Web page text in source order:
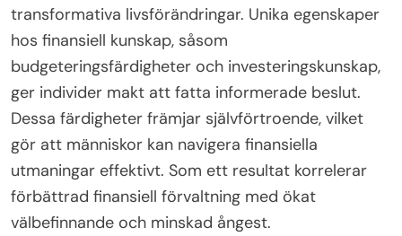
transformativa livsförändringar. Unika egenskaper
hos finansiell kunskap, såsom
budgeteringsfärdigheter och investeringskunskap,
ger individer makt att fatta informerade beslut.
Dessa färdigheter främjar självförtroende, vilket
gör att människor kan navigera finansiella
utmaningar effektivt. Som ett resultat korrelerar
förbättrad finansiell förvaltning med ökat
välbefinnande och minskad ångest.